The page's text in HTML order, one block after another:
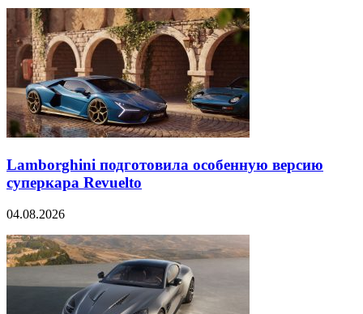
Lamborghini подготовила особенную версию
суперкара Revuelto
04.08.2026